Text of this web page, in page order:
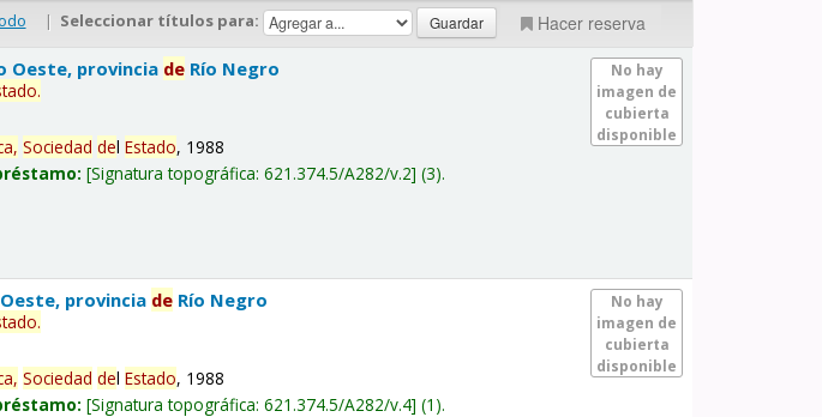
| Seleccionar títulos para: Hacer reserva
No hay
imagen de
cubierta
disponible
Oeste, provincia de Río Negro
.
Sociedad delEstado, 1988
Signatura topográfica:621.374.5/A282/v.2 (3).
No hay
imagen de
cubierta
disponible
provincia de Río Negro
.
Sociedad delEstado, 1988
Signatura topográfica:621.374.5/A282/v.4 (1).